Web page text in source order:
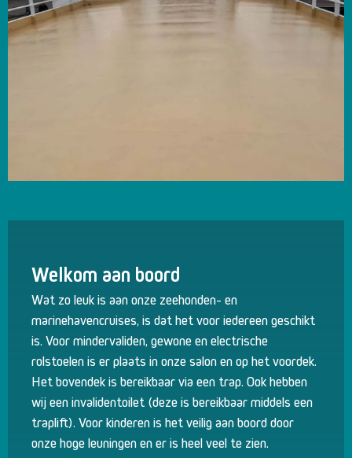
Welkom aan boord
Wat zo leuk is aan onze zeehonden- en
marinehavencruises, is dat het voor iedereen geschikt
is. Voor mindervaliden, gewone en electrische
rolstoelen is er plaats in onze salon en op het voordek.
Het bovendek is bereikbaar via een trap. Ook hebben
wij een invalidentoilet (deze is bereikbaar middels een
traplift). Voor kinderen is het veilig aan boord door
onze hoge leuningen en er is heel veel te zien.